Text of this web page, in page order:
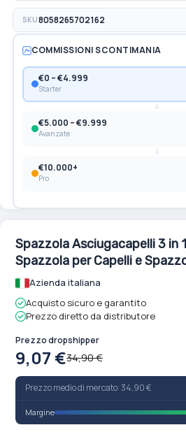
SKU8058265702162
COMMISSIONI SCONTIMANIA
€0 – €4.999
Starter
€5.000 – €9.999
Avanzate
€10.000+
Pro
Spazzola Asciugacapelli 3 in
Spazzola per Capelli e
Azienda italiana
Acquisto sicuro e garantito
Prezzo diretto da distributore
Prezzo dropshipper
9,07 €34,90 €
Prezzo medio di mercato: 34,90 €
Margine